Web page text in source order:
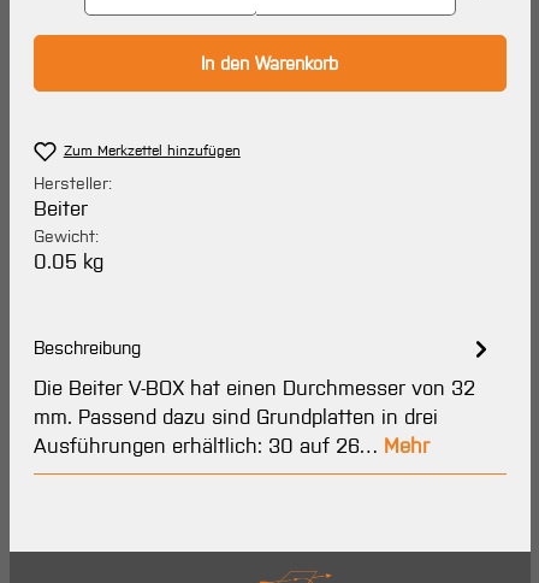
In den Warenkorb
Zum Merkzettel hinzufügen
Hersteller:
Beiter
Gewicht:
0.05 kg
Beschreibung
Die Beiter V-BOX hat einen Durchmesser von 32
mm. Passend dazu sind Grundplatten in drei
Ausführungen erhältlich: 30 auf 26… Mehr